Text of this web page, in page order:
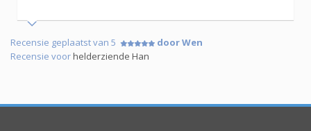
Recensie geplaatst van 5
door Wen
Recensie voorhelderziende Han